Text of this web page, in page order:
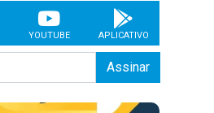
YOUTUBE APLICATIVO
Assinar